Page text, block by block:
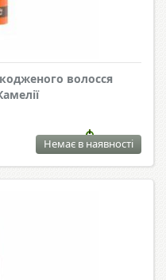
волосся
Немає в наявності